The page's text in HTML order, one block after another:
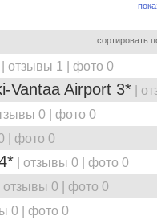
сортировать
| отзывы 1 | фото 0
Vantaa Airport 3* |
0 | фото 0
| фото 0
| отзывы 0 | фото 0
| отзывы 0 | фото 0
0 | фото 0